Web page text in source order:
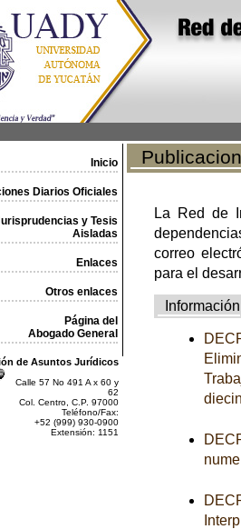
Inicio
Diarios Oficiales
y Tesis
Aisladas
Enlaces
Otros enlaces
Página del
Abogado General
de Asuntos Jurídicos
Calle 57 No 491 A x 60 y
62
Col. Centro, C.P. 97000
Teléfono/Fax:
+52 (999) 930-0900
Extensión: 1151
La Red de
correo
para el
Información